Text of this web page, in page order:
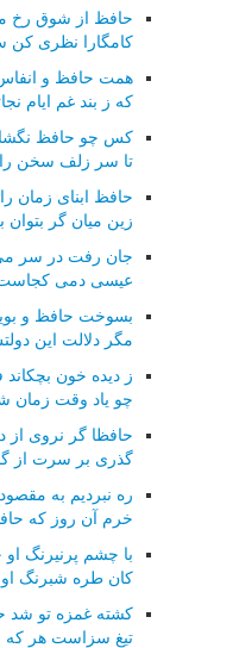
حافظ از شوق رخ
کامگارا نظری کن
همت حافظ و
که ز بند غم ایام
کس چو حافظ
تا سر زلف سخن را
حافظ ابنای زمان
زین میان گر بتوان
جان رفت در سر
عیسی دمی کجاست
بسوخت حافظ و
مگر دلالت این
ز دیده خون
چو یاد وقت زمان
حافظا گر نروی از
گذری بر سرت از
ره نبردیم به
خرم آن روز که
با چشم پرنیرنگ
کان طره شبرنگ او
کشته غمزه تو شد
تیغ سزاست هر که